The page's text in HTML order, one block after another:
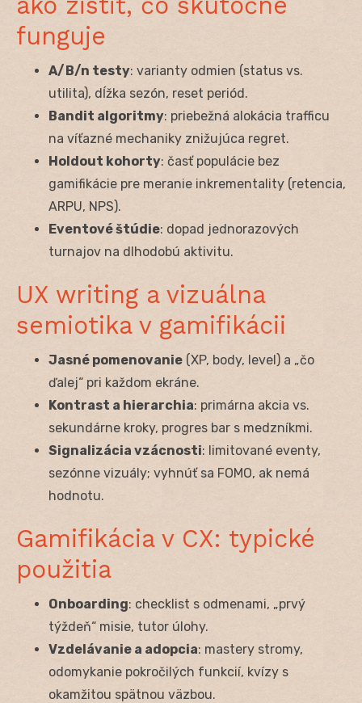
funguje
A/B/n testy: varianty odmien (status vs.
utilita), dĺžka sezón, reset periód.
Bandit algoritmy: priebežná alokácia trafficu
na víťazné mechaniky znižujúca regret.
Holdout kohorty: časť populácie bez
gamifikácie pre meranie inkrementality (retencia,
ARPU, NPS).
Eventové štúdie: dopad jednorazových
turnajov na dlhodobú aktivitu.
UX writing a vizuálna
semiotika v gamifikácii
Jasné pomenovanie (XP, body, level) a „čo
ďalej“ pri každom ekráne.
Kontrast a hierarchia: primárna akcia vs.
sekundárne kroky, progres bar s medzníkmi.
Signalizácia vzácnosti: limitované eventy,
sezónne vizuály; vyhnúť sa FOMO, ak nemá
hodnotu.
Gamifikácia v CX: typické
použitia
Onboarding: checklist s odmenami, „prvý
týždeň“ misie, tutor úlohy.
Vzdelávanie a adopcia: mastery stromy,
odomykanie pokročilých funkcií, kvízy s
okamžitou spätnou väzbou.